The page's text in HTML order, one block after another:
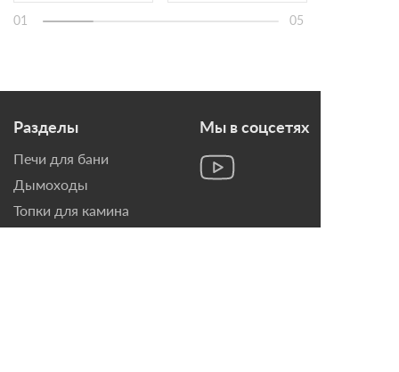
01 05
Разделы
Печи для бани
Дымоходы
Топки для камина
Мы в соцсетях